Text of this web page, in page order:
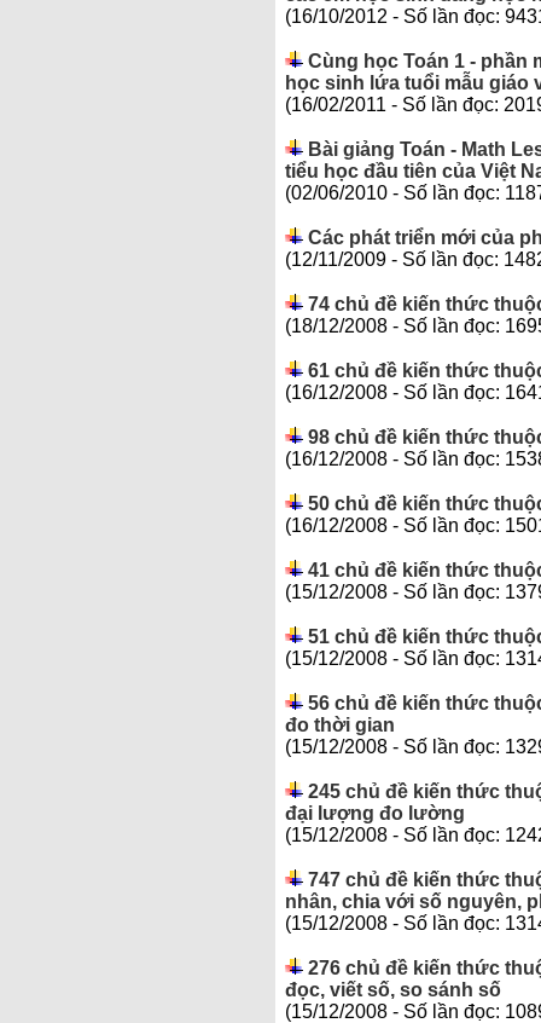
(16/10/2012 - Số lần đọc:
Cùng học Toán 1 - phần
học sinh lứa tuổi mẫu giáo
(16/02/2011 - Số lần đọc:
Bài giảng Toán - Math
tiểu học đầu tiên của Việt
(02/06/2010 - Số lần đọc:
Các phát triển mới của
(12/11/2009 - Số lần đọc:
74 chủ đề kiến thức
(18/12/2008 - Số lần đọc:
61 chủ đề kiến thức
(16/12/2008 - Số lần đọc:
98 chủ đề kiến thức
(16/12/2008 - Số lần đọc:
50 chủ đề kiến thức
(16/12/2008 - Số lần đọc:
41 chủ đề kiến thức
(15/12/2008 - Số lần đọc:
51 chủ đề kiến thức
(15/12/2008 - Số lần đọc:
56 chủ đề kiến thức
đo thời gian
(15/12/2008 - Số lần đọc:
245 chủ đề kiến thức
đại lượng đo lường
(15/12/2008 - Số lần đọc:
747 chủ đề kiến thức
nhân, chia với số nguyên,
(15/12/2008 - Số lần đọc:
276 chủ đề kiến thức
đọc, viết số, so sánh số
(15/12/2008 - Số lần đọc: